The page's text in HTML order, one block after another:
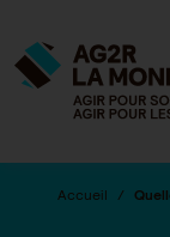
Accueil